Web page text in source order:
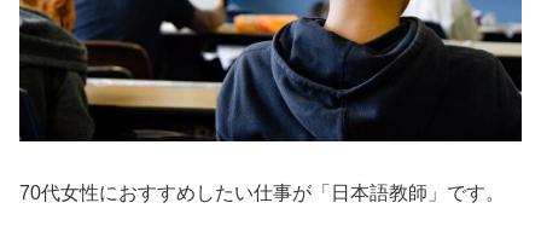
70代女性におすすめしたい仕事が「日本語教師」です。